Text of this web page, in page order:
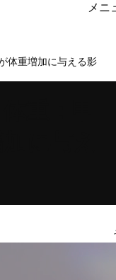
メニ
体重増加に与える影